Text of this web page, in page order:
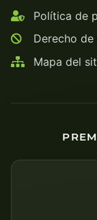
Política de
Derecho
Mapa del